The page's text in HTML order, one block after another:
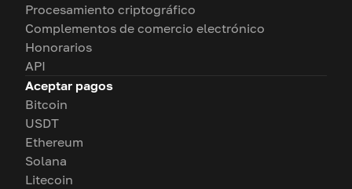
Procesamiento criptográfico
Complementos de comercio electrónico
Honorarios
API
Aceptar pagos
Bitcoin
USDT
Ethereum
Solana
Litecoin